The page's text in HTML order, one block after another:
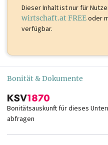
Dieser Inhalt istnur für
wirtschaft.at FREEoder
verfügbar.
Bonität & Dokumente
Bonitätsauskunft für dieses
abfragen